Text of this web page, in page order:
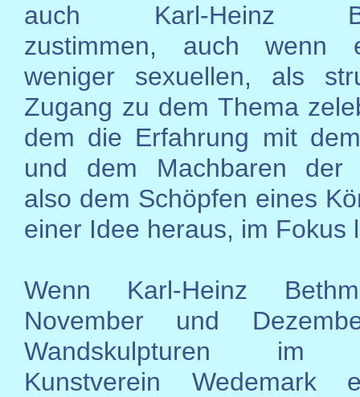
auch Karl-Heinz
zustimmen, auch wenn
weniger sexuellen, als
Zugang zu dem Thema
dem die Erfahrung mit
und dem Machbaren der
also dem Schöpfen eines
einer Idee heraus, im Fokus
Wenn Karl-Heinz
November und
Wandskulpturen im
Kunstverein Wedemark